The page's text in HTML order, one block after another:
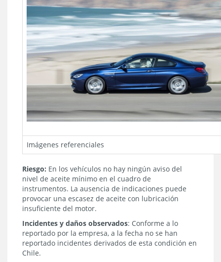
Imágenes referenciales
Riesgo: En los vehículos no hay ningún aviso del
nivel de aceite mínimo en el cuadro de
instrumentos. La ausencia de indicaciones puede
provocar una escasez de aceite con lubricación
insuficiente del motor.
Incidentes y daños observados: Conforme a lo
reportado por la empresa, a la fecha no se han
reportado incidentes derivados de esta condición en
Chile.